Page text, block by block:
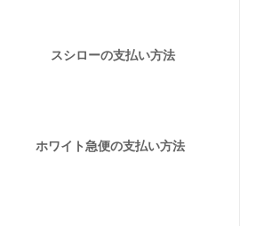
スシローの支払い方法
ホワイト急便の支払い方法